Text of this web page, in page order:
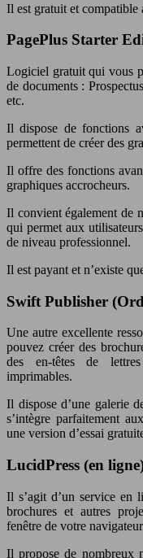
Il est gratuit et
PagePlus Starter
Logiciel gratuit qui vous
de documents :
etc.
Il dispose de fonctions
permettent de créer des
Il offre des fonctions
graphiques accrocheurs.
Il convient également de
qui permet aux
de niveau professionnel.
Il est payant et n’existe
Swift Publisher
Une autre excellente
pouvez créer des
des en-têtes de
imprimables.
Il dispose d’une galerie
s’intègre parfaitement
une version d’essai
LucidPress (en
Il s’agit d’un service en
brochures et autres
fenêtre de votre
Il propose de nombreux